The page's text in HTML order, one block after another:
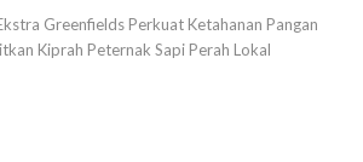
Greenfields Perkuat Ketahanan Pangan
Kiprah Peternak Sapi Perah Lokal